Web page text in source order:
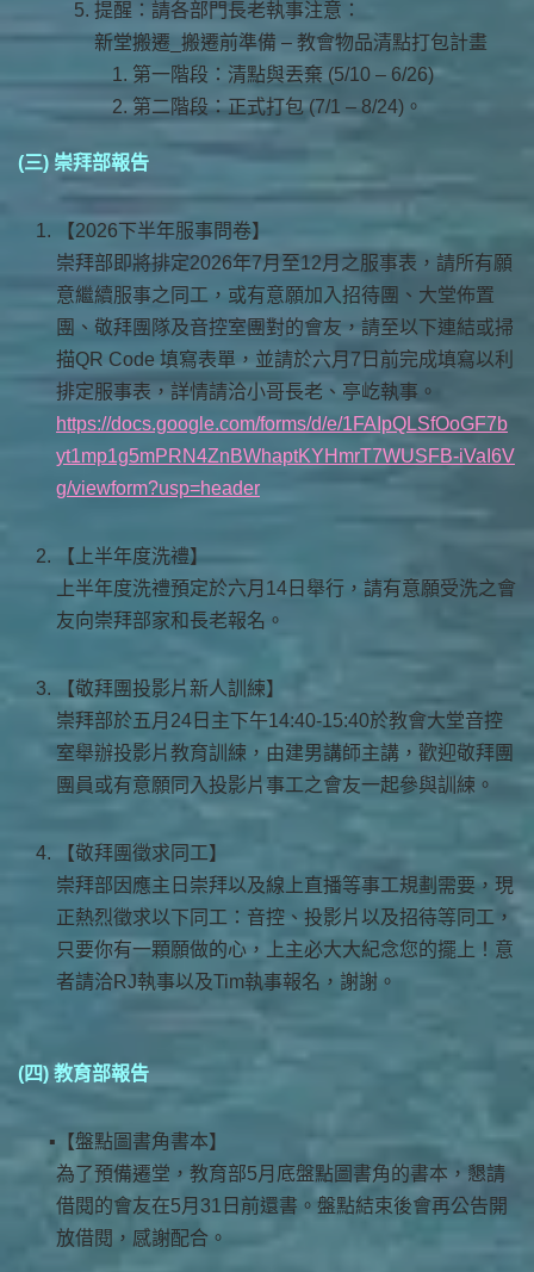
提醒：請各部門長老執事注意：
新堂搬遷_搬遷前準備 – 教會物品清點打包計畫
第一階段：清點與丟棄 (5/10 – 6/26)
第二階段：正式打包 (7/1 – 8/24)。
(三) 崇拜部報告
【2026下半年服事問卷】
崇拜部即將排定2026年7月至12月之服事表，請所有願
意繼續服事之同工，或有意願加入招待團、大堂佈置
團、敬拜團隊及音控室團對的會友，請至以下連結或掃
描QR Code 填寫表單，並請於六月7日前完成填寫以利
排定服事表，詳情請洽小哥長老、亭屹執事。
https://docs.google.com/forms/d/e/1FAIpQLSfOoGF7b
yt1mp1g5mPRN4ZnBWhaptKYHmrT7WUSFB-iVaI6V
g/viewform?usp=header
【上半年度洗禮】
上半年度洗禮預定於六月14日舉行，請有意願受洗之會
友向崇拜部家和長老報名。
【敬拜團投影片新人訓練】
崇拜部於五月24日主下午14:40-15:40於教會大堂音控
室舉辦投影片教育訓練，由建男講師主講，歡迎敬拜團
團員或有意願同入投影片事工之會友一起參與訓練。
【敬拜團徵求同工】
崇拜部因應主日崇拜以及線上直播等事工規劃需要，現
正熱烈徵求以下同工：音控、投影片以及招待等同工，
只要你有一顆願做的心，上主必大大紀念您的擺上！意
者請洽RJ執事以及Tim執事報名，謝謝。
(四) 教育部報告
【盤點圖書角書本】
為了預備遷堂，教育部5月底盤點圖書角的書本，懇請
借閱的會友在5月31日前還書。盤點結束後會再公告開
放借閱，感謝配合。